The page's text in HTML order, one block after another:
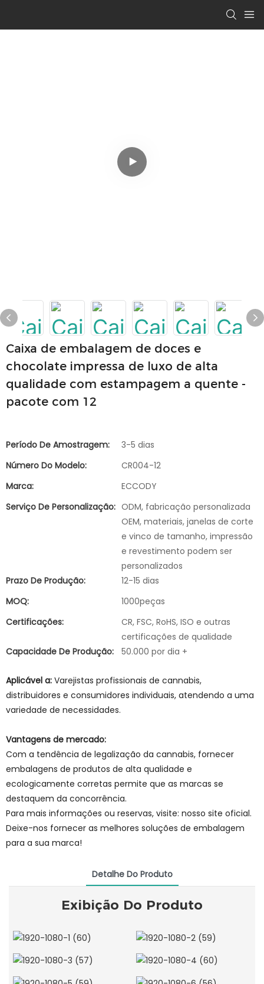
Caixa de embalagem de doces e
chocolate impressa de luxo de alta
qualidade com estampagem a quente -
pacote com 12
Aplicável a: Varejistas profissionais de cannabis,
distribuidores e consumidores individuais, atendendo a uma
variedade de necessidades.
Vantagens de mercado:
Com a tendência de legalização da cannabis, fornecer
embalagens de produtos de alta qualidade e
ecologicamente corretas permite que as marcas se
destaquem da concorrência.
Para mais informações ou reservas, visite: nosso site oficial.
Deixe-nos fornecer as melhores soluções de embalagem
para a sua marca!
Período De Amostragem:
3-5 dias
Número Do Modelo:
CR004-12
Marca:
ECCODY
Serviço De Personalização: ODM, fabricação personalizada
OEM, materiais, janelas de corte
e vinco de tamanho, impressão
e revestimento podem ser
personalizados
Prazo De Produção:
12-15 dias
MOQ:
1000peças
Certificações:
CR, FSC, RoHS, ISO e outras
certificações de qualidade
Capacidade De Produção:
50.000 por dia +
Detalhe Do Produto
Exibição Do Produto